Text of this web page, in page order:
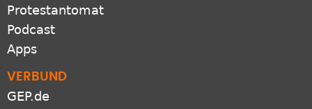
Protestantomat
Podcast
Apps
VERBUND
GEP.de